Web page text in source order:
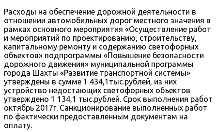
Расходы на обеспечение дорожной деятельности в
отношении автомобильных дорог местного значения в
рамках основного мероприятия «Осуществление работ
и мероприятий по проектированию, строительству,
капитальному ремонту и содержанию светофорных
объектов» подпрограммы «Повышение безопасности
дорожного движения» муниципальной программы
города Шахты «Развитие транспортной системы»
утверждены в сумме 1 434,1тыс.рублей, из них
устройство недостающих светофорных объектов
утверждено 1 134,1 тыс.рублей. Срок выполнения работ
октябрь 2017г. Санкционирование выполненных работ
по фактически предоставленным документам на
оплату.